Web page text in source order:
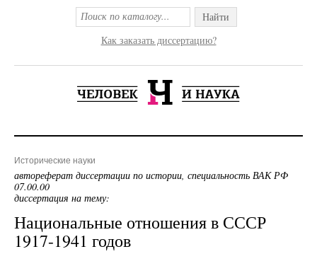
Найти
Как заказать диссертацию?
Исторические науки
автореферат диссертации по истории, специальность ВАК РФ
07.00.00
диссертация на тему:
Национальные отношения в СССР
1917-1941 годов